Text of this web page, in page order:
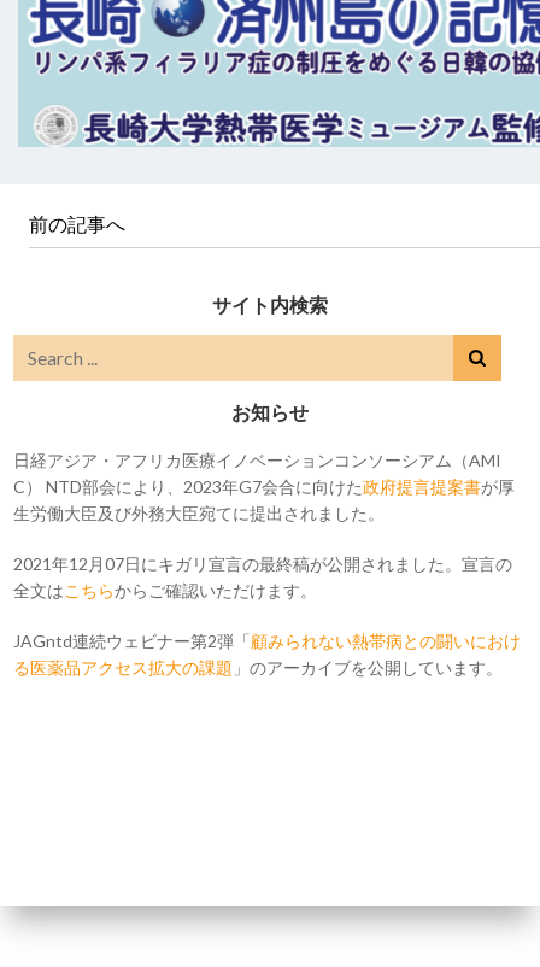
前の記事へ
サイト内検索
お知らせ
日経アジア・アフリカ医療イノベーションコンソーシアム（AMI
C） NTD部会により、2023年G7会合に向けた政府提言提案書が厚
生労働大臣及び外務大臣宛てに提出されました。
2021年12月07日にキガリ宣言の最終稿が公開されました。宣言の
全文はこちらからご確認いただけます。
JAGntd連続ウェビナー第2弾「顧みられない熱帯病との闘いにおけ
る医薬品アクセス拡大の課題 」のアーカイブを公開しています。